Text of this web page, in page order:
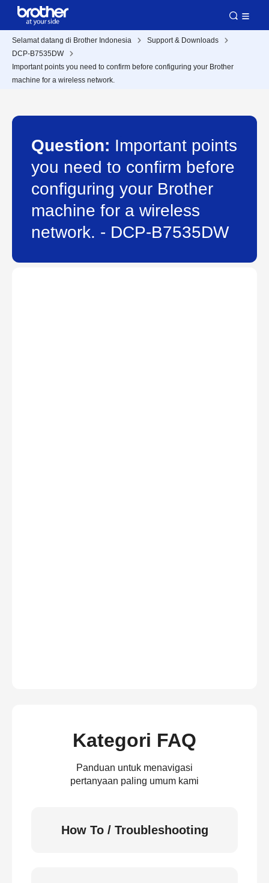
Selamat datang di Brother Indonesia
Support & Downloads
DCP-B7535DW
Important points you need to confirm before configuring your Brother
machine for a wireless network.
Question: Important points
you need to confirm before
configuring your Brother
machine for a wireless
network. - DCP-B7535DW
Kategori FAQ
Panduan untuk menavigasi
pertanyaan paling umum kami
How To / Troubleshooting